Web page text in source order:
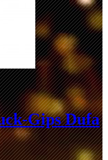
Gips Dufa